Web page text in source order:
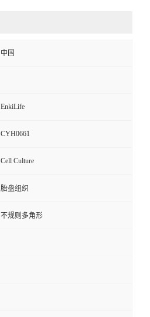
中国
EnkiLife
CYH0661
Cell Culture
胎盘组织
不规则多角形